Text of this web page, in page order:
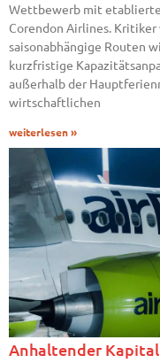
Wettbewerb mit
Corendon Airlines. Kritiker
saisonabhängige Routen
kurzfristige
außerhalb der
wirtschaftlichen
weiterlesen »
Anhaltender